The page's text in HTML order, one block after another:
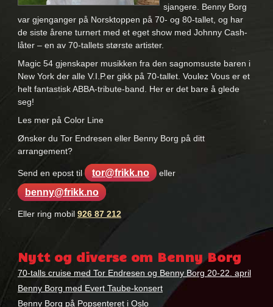
sjangere. Benny Borg
var gjenganger på Norsktoppen på 70- og 80-tallet, og har
de siste årene turnert med et eget show med Johnny Cash-
låter – en av 70-tallets største artister.
Magic 54 gjenskaper musikken fra den sagnomsuste baren i
New York der alle V.I.P.er gikk på 70-tallet. Voulez Vous er et
helt fantastisk ABBA-tribute-band. Her er det bare å glede
seg!
Les mer på Color Line
Ønsker du Tor Endresen eller Benny Borg på ditt
arrangement?
Send en epost til tor@frikk.no eller
benny@frikk.no
Eller ring mobil 926 87 212
borg,
tor
endresen
Nytt og diverse om Benny Borg
70-talls cruise med Tor Endresen og Benny Borg 20-22. april
Benny Borg med Evert Taube-konsert
Benny Borg på Popsenteret i Oslo